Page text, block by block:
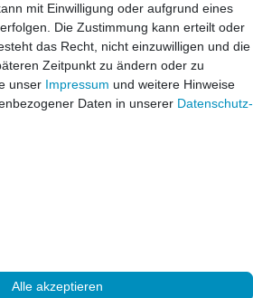
mit Einwilligung oder aufgrund eines
Die Zustimmung kann erteilt oder
das Recht, nicht einzuwilligen und die
Zeitpunkt zu ändern oder zu
unser Impressum und weitere Hinweise
Daten in unserer Daten­schutz­
Alle akzeptieren